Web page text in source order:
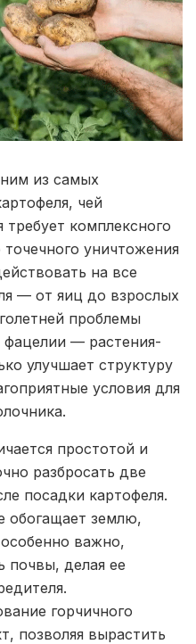
из самых
чей
требует комплексного
уничтожения
на все
— от яиц до взрослых
проблемы
фацелии — растения-
улучшает структуру
условия для
простотой и
разбросать две
посадки картофеля.
обогащает землю,
важно,
почвы, делая ее
горчичного
позволяя вырастить